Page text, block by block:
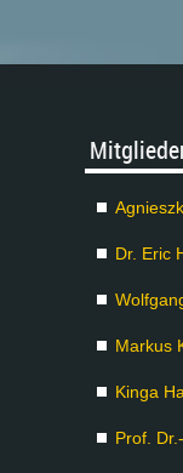
Dr. Eric
Mar­kus
Kin­ga
Prof.